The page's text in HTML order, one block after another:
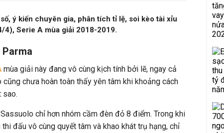
ý kiến chuyên gia, phân tích tỉ lệ, soi kèo tài xỉu
4), Serie A mùa giải 2018-2019.
mùa giải này đang vô cùng kịch tính bởi lẽ, ngay cả
chưa hoàn toàn thấy yên tâm khi khoảng cách
sao.
chỉ hơn nhóm cầm đèn đỏ 8 điểm. Trong khi
đấu vô cùng quyết tâm và khao khát trụ hạng, chỉ